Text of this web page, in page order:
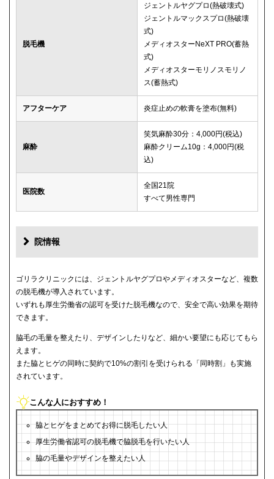
脱毛機
ジェントルヤグプロ(熱破壊式)
ジェントルマックスプロ(熱破壊
式)
メディオスターNeXT PRO(蓄熱
式)
メディオスターモリノスモリノ
ス(蓄熱式)
アフターケア 炎症止めの軟膏を塗布(無料)
麻酔
笑気麻酔30分：4,000円(税込)
麻酔クリーム10g：4,000円(税
込)
医院数
全国21院
すべて男性専門
院情報
ゴリラクリニックには、ジェントルヤグプロやメディオスターなど、複数
の脱毛機が導入されています。
いずれも厚生労働省の認可を受けた脱毛機なので、安全で高い効果を期待
できます。
脇毛の毛量を整えたり、デザインしたりなど、細かい要望にも応じてもら
えます。
また脇とヒゲの同時に契約で10%の割引を受けられる「同時割」も実施
されています。
こんな人におすすめ！
脇とヒゲをまとめてお得に脱毛したい人
厚生労働省認可の脱毛機で脇脱毛を行いたい人
脇の毛量やデザインを整えたい人